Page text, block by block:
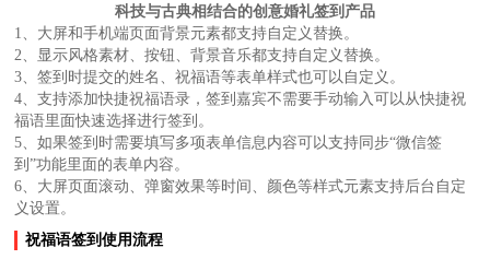
科技与古典相结合的创意婚礼签到产品
1、大屏和手机端页面背景元素都支持自定义替换。
2、显示风格素材、按钮、背景音乐都支持自定义替换。
3、签到时提交的姓名、祝福语等表单样式也可以自定义。
4、支持添加快捷祝福语录，签到嘉宾不需要手动输入可以从快捷祝
福语里面快速选择进行签到。
5、如果签到时需要填写多项表单信息内容可以支持同步“微信签
到”功能里面的表单内容。
6、大屏页面滚动、弹窗效果等时间、颜色等样式元素支持后台自定
义设置。
祝福语签到使用流程